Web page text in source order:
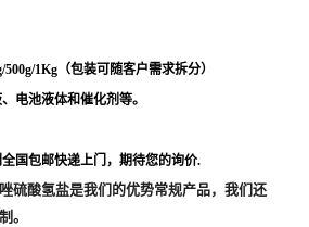
500g/1Kg（包装可随客户需求拆分）
电池液体和催化剂等。
国包邮快递上门，期待您的询价.
硫酸氢盐是我们的优势常规产品，我们还
。